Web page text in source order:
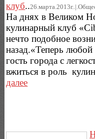
клуб..
На днях в Великом
кулинарный клуб
нечто подобное
назад.«Теперь
гость города с
вжиться в роль
далее